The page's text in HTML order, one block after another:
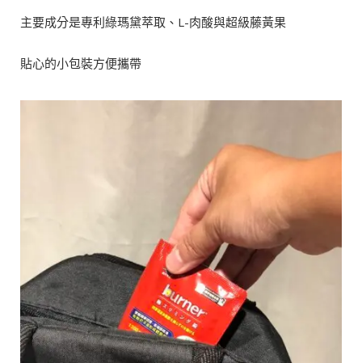
主要成分是專利綠瑪黛萃取、L-肉酸與超級藤黃果
貼心的小包裝方便攜帶